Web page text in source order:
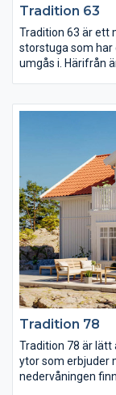
Tradition 63
Tradition 63 är ett
storstuga som
umgås i. Härifrån
eller ett extra
Tradition 78
Tradition 78 är
ytor som erbjuder
nedervåningen